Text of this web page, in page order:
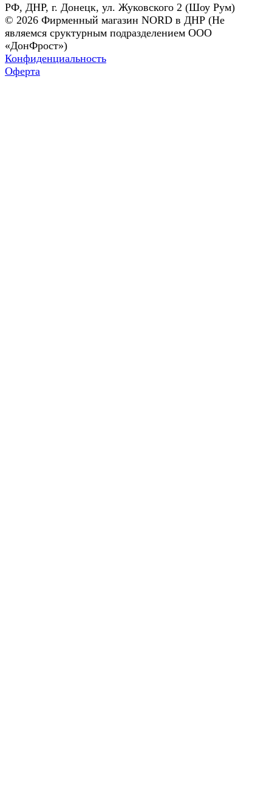
РФ, ДНР, г. Донецк, ул. Жуковского 2 (Шоу Рум)
© 2026 Фирменный магазин NORD в ДНР (Не
являемся сруктурным подразделением ООО
«ДонФрост»)
Конфиденциальность
Оферта